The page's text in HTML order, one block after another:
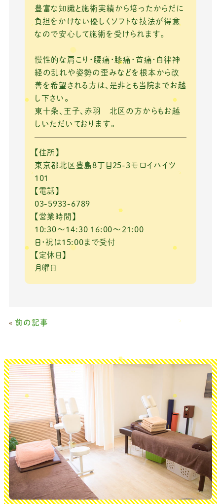
豊富な知識と施術実績から培ったからだに
負担をかけない優しくソフトな技法が得意
なので安心して施術を受けられます。
慢性的な肩こり・腰痛・膝痛・首痛・自律神
経の乱れや姿勢の歪みなどを根本から改
善を希望される方は、是非とも当院までお越
し下さい。
東十条、王子、赤羽 北区の方からもお越
しいただいております。
【住所】
東京都北区豊島8丁目25-3モロイハイツ
101
【電話】
03-5933-6789
【営業時間】
10:30～14:30 16:00～21:00
日・祝は15:00まで受付
【定休日】
月曜日
« 前の記事